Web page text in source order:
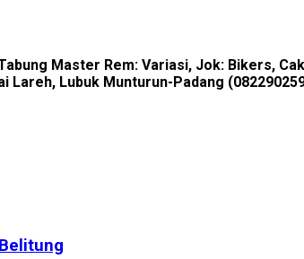
Master Rem: Variasi, Jok: Bikers,
Lubuk Munturun-Padang